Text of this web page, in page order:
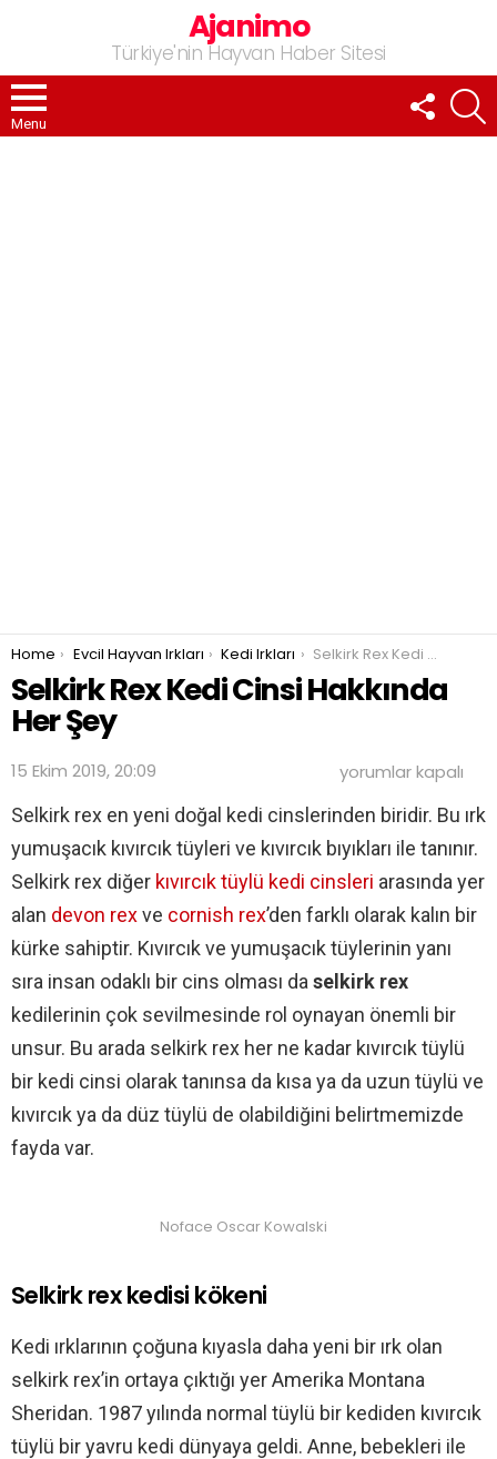
Ajanimo
Türkiye'nin Hayvan Haber Sitesi
Menu
FOLLOW
US
You are here:
Home Evcil Hayvan Irkları Kedi Irkları Selkirk Rex Kedi Cinsi Hakkında Her Şey
Selkirk Rex Kedi Cinsi Hakkında
Her Şey
15 Ekim 2019, 20:09
Selkirk
Kedi
Hakkında
Her
Şey
için
yorumlar kapalı
Selkirk rex en yeni doğal kedi cinslerinden biridir. Bu ırk
yumuşacık kıvırcık tüyleri ve kıvırcık bıyıkları ile tanınır.
Selkirk rex diğer kıvırcık tüylü kedi cinsleri arasında yer
alan devon rexve cornish rex’den farklı olarak kalın bir
kürke sahiptir. Kıvırcık ve yumuşacık tüylerinin yanı
sıra insan odaklı bir cins olması daselkirk rex
kedilerinin çok sevilmesinde rol oynayan önemli bir
unsur. Bu arada selkirk rex her ne kadar kıvırcık tüylü
bir kedi cinsi olarak tanınsa da kısa ya da uzun tüylü ve
kıvırcık ya da düz tüylü de olabildiğini belirtmemizde
fayda var.
Noface Oscar Kowalski
Selkirk rex kedisi kökeni
Kedi ırklarının çoğuna kıyasla daha yeni bir ırk olan
selkirk rex’in ortaya çıktığı yer Amerika Montana
Sheridan. 1987 yılında normal tüylü bir kediden kıvırcık
tüylü bir yavru kedi dünyaya geldi. Anne, bebekleri ile